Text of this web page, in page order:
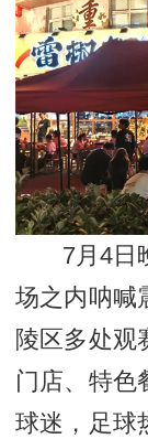
7月4日
场之内呐喊
陵区多处观
门店、特色
球迷，足球